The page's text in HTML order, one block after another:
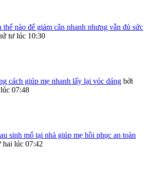
thế nào để giảm cân nhanh nhưng vẫn đủ sức
tư lúc 10:30
cách giúp mẹ nhanh lấy lại vóc dáng bởi
07:48
sinh mổ tại nhà giúp mẹ hồi phục an toàn
hai lúc 07:42